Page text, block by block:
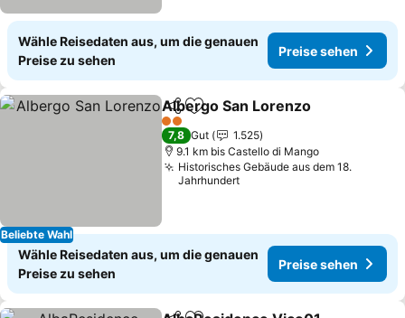
Wähle Reisedaten aus, um die genauen
Preise zu sehen
Preise sehen
Beliebte Wahl
TeilenZu Favoriten hinzufügen
Albergo San Lorenzo
2 Sterne
7,8 Gut
1.525
9.1 km bis Castello di Mango
Historisches Gebäude aus dem 18.
Jahrhundert
Wähle Reisedaten aus, um die genauen
Preise zu sehen
Preise sehen